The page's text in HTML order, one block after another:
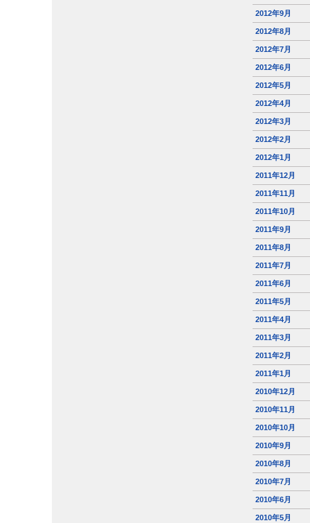
2012年9月
2012年8月
2012年7月
2012年6月
2012年5月
2012年4月
2012年3月
2012年2月
2012年1月
2011年12月
2011年11月
2011年10月
2011年9月
2011年8月
2011年7月
2011年6月
2011年5月
2011年4月
2011年3月
2011年2月
2011年1月
2010年12月
2010年11月
2010年10月
2010年9月
2010年8月
2010年7月
2010年6月
2010年5月